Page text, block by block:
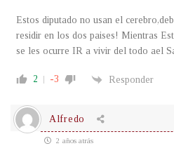
Estos diputado no usan el
residir en los dos paises! Mientras
se les ocurre IR a vivir del todo ael
2 -3 Responder
Alfredo
2 años atrás